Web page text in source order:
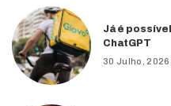
Já é
ChatGPT
30 Julho, 2026